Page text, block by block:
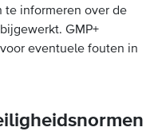
te informeren over de
GMP+
eventuele fouten in